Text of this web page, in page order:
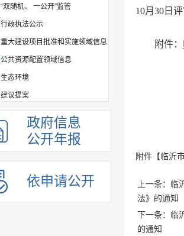
“双随机、 一公开”监管
行政执法公示
重大建设项目批准和实施领域信息
公共资源配置领域信息
生态环境
建议提案
组织管理
应急管理
重点领域
法制政府建设工作年报
政府信息
公开年报
依申请公开
10月30日
附件：
附件【 临沂
上一条：
法》的通知
下一条：
的通知